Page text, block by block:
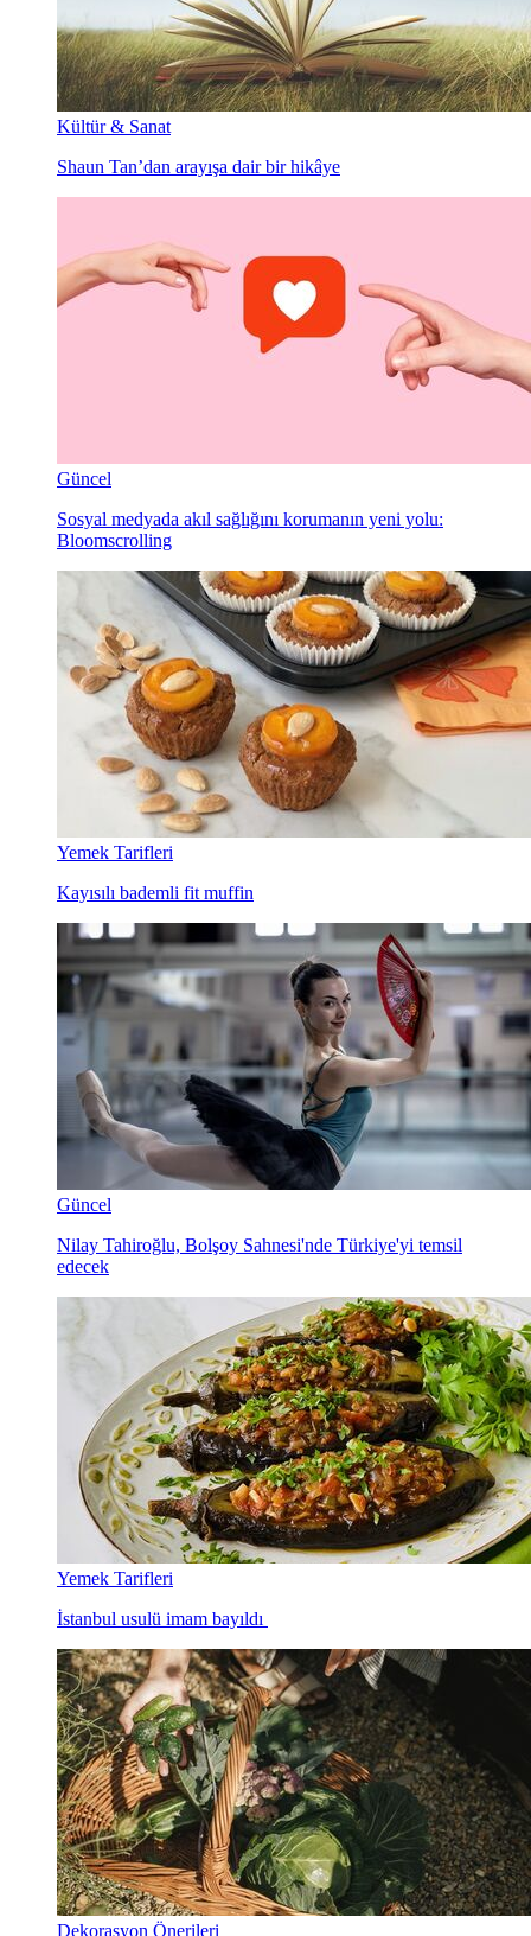
Kültür & Sanat
Shaun Tan’dan arayışa dair bir hikâye
Güncel
Sosyal medyada akıl sağlığını korumanın yeni yolu:
Bloomscrolling
Yemek Tarifleri
Kayısılı bademli fit muffin
Güncel
Nilay Tahiroğlu, Bolşoy Sahnesi'nde Türkiye'yi temsil
edecek
Yemek Tarifleri
İstanbul usulü imam bayıldı
Dekorasyon Önerileri